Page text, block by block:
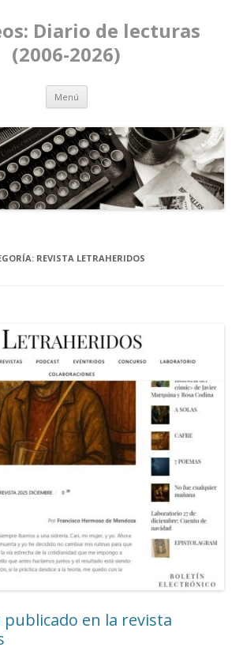
Diario de lecturas
(2006-2026)
Menú Ir al contenido
REVISTA LETRAHERIDOS
en la revista